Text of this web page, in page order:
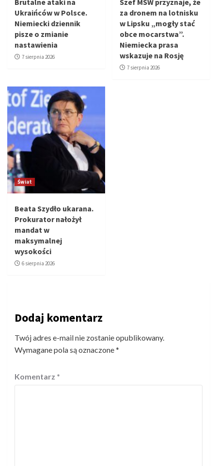
Ukraińców w Polsce.
Niemiecki dziennik
pisze o zmianie
nastawienia
7 sierpnia 2026
za dronem na lotnisku
w Lipsku „mogły stać
obce mocarstwa”.
Niemiecka prasa
wskazuje na Rosję
7 sierpnia 2026
Świat
Beata Szydło ukarana.
Prokurator nałożył
mandat w
maksymalnej
wysokości
6 sierpnia 2026
Dodaj komentarz
Twój adres e-mail nie zostanie opublikowany.
Wymagane pola są oznaczone*
Komentarz *